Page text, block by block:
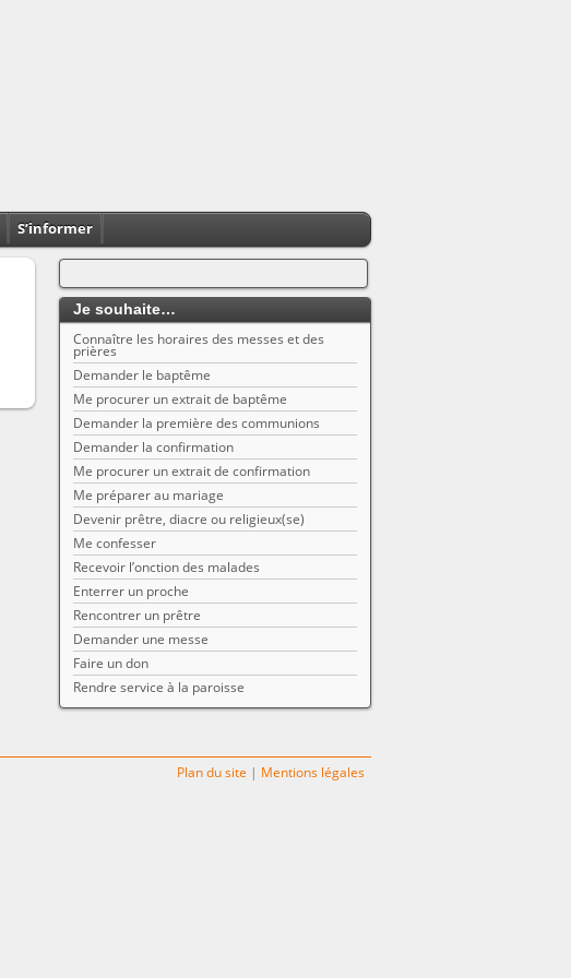
S’informer
Je souhaite…
Connaître les horaires des messes et des
prières
Demander le baptême
Me procurer un extrait de baptême
Demander la première des communions
Demander la confirmation
Me procurer un extrait de confirmation
Me préparer au mariage
Devenir prêtre, diacre ou religieux(se)
Me confesser
Recevoir l’onction des malades
Enterrer un proche
Rencontrer un prêtre
Demander une messe
Faire un don
Rendre service à la paroisse
Plan du site | Mentions légales